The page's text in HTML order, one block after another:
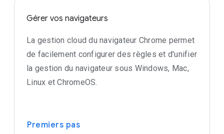
Gérer vos navigateurs
La gestion cloud du navigateur Chrome permet
de facilement configurer des règles et d'unifier
la gestion du navigateur sous Windows, Mac,
Linux et ChromeOS.
Premiers pas